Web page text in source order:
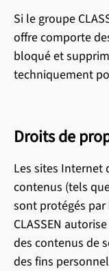
Si le groupe
offre comporte
bloqué et
techniquement
Droits de
Les sites Internet
contenus (tels
sont protégés
CLASSEN
des contenus de
des fins